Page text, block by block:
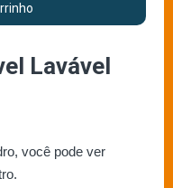
Lavável
você pode ver